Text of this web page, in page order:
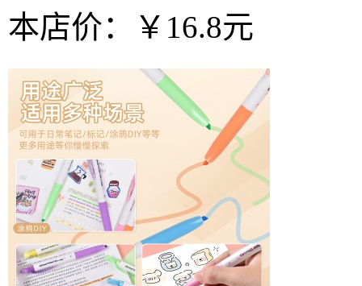
本店价：
￥16.8元